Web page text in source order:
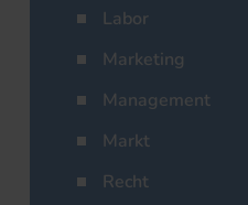
Labor
Marketing
Management
Markt
Recht